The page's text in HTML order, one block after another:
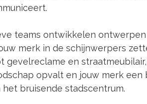
teams ontwikkelen
merk in de schijnwerpers
gevelreclame en
opvalt en jouw merk een
bruisende stadscentrum.